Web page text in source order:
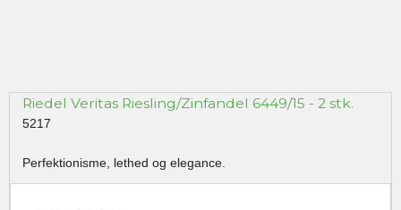
Riedel Veritas Riesling/Zinfandel 6449/15 - 2 stk.
5217
Perfektionisme, lethed og elegance.